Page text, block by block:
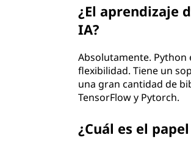
¿El aprendizaje
IA?
Absolutamente.
flexibilidad. Tiene un
una gran cantidad de
TensorFlow y Pytorch.
¿Cuál es el